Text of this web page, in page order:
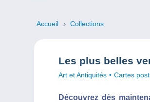
Accueil Collections
Les plus belles
Art et Antiquités Cartes
Découvrez dès